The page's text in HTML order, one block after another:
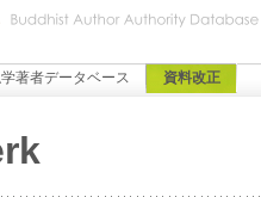
著者データベース 資料改正